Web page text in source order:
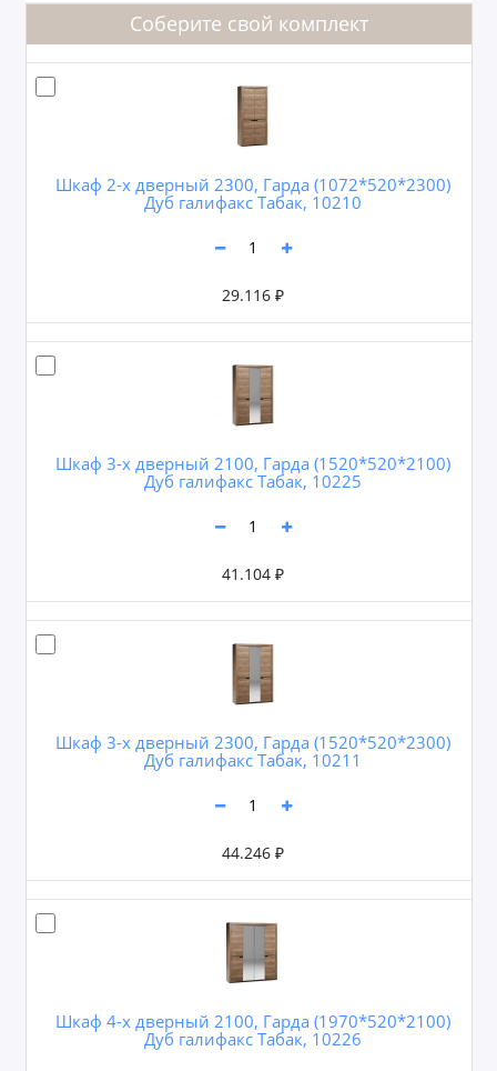
Соберите свой комплект
Шкаф 2-х дверный 2300, Гарда (1072*520*2300)
Дуб галифакс Табак, 10210
29.116 ₽
Шкаф 3-х дверный 2100, Гарда (1520*520*2100)
Дуб галифакс Табак, 10225
41.104 ₽
Шкаф 3-х дверный 2300, Гарда (1520*520*2300)
Дуб галифакс Табак, 10211
44.246 ₽
Шкаф 4-х дверный 2100, Гарда (1970*520*2100)
Дуб галифакс Табак, 10226